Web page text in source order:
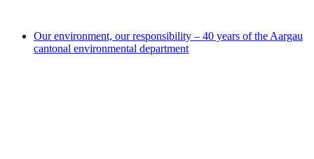
Our environment, our responsibility – 40 years of the Aargau
cantonal environmental department